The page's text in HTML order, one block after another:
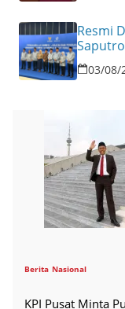
Resmi
2030
03/08/
Berita Nasional
KPI Pusat Minta